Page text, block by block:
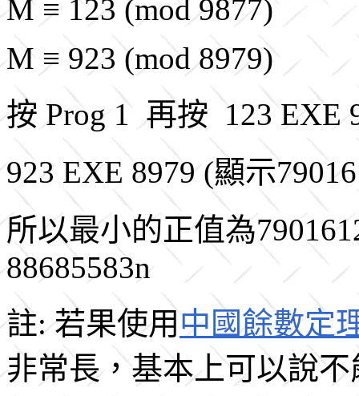
M ≡ 123 (mod 9877)
M ≡ 923 (mod 8979)
按 Prog 1 再按 123 EXE
923 EXE 8979 (顯示
所以最小的正值為
88685583n
註: 若果使用 中國餘數定
非常長，基本上可以說